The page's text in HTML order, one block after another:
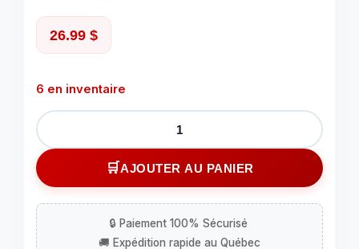
26.99 $
6 en inventaire
quantité
de
Pneu
8"
rime
5-
1/4"
AJOUTER AU PANIER